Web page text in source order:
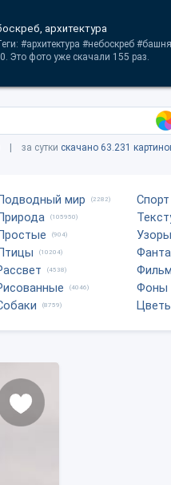
архитектура
#архитектура #небоскреб
Это фото уже скачали 155 раз.
| за сутки скачано 63.231
мир (2282)
(105950)
(904)
(10204)
(4538)
(4046)
(8759)
Спорт
Узоры
Фоны